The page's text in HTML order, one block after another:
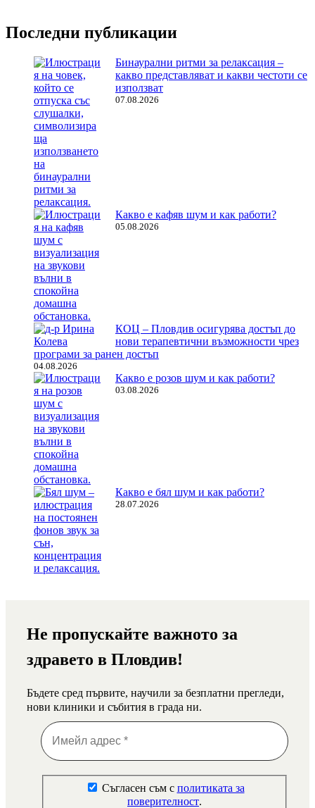
Последни публикации
Бинаурални ритми за релаксация –
какво представляват и какви честоти се
използват
07.08.2026
Какво е кафяв шум и как работи?
05.08.2026
КОЦ – Пловдив осигурява достъп до
нови терапевтични възможности чрез
програми за ранен достъп
04.08.2026
Какво е розов шум и как работи?
03.08.2026
Какво е бял шум и как работи?
28.07.2026
Не пропускайте важното за
здравето в Пловдив!
Бъдете сред първите, научили за безплатни прегледи,
нови клиники и събития в града ни.
Съгласен съм с политиката за
поверителност.